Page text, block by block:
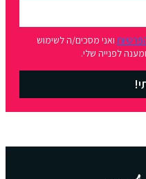
ואני מסכים/ה לשימוש
לפנייה שלי.